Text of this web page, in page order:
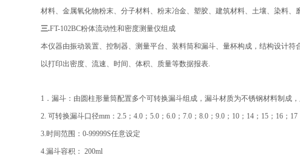
材料、金属氧化物粉末、分子材料、粉末冶金、塑胶、建筑材料、土壤、染料、
三.FT-102BC粉体流动性和密度测量仪组成
本仪器由振动装置、控制器、测量平台、装料筒和漏斗、量杯构成，结构设计
以打印出密度、流速、时间、体积、质量等数据报表.
1．漏斗：由圆柱形量筒配置多个可转换漏斗组成，漏斗材质为不锈钢材料制成
2.可转换漏斗口径mm：2.5；4.0；5.0；6.0；7.0；8.0；9.0；10；14；15；16；
3.时间范围：0-99999S任意设定
4.漏斗容积： 200ml